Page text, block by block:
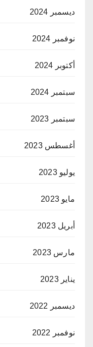
ديسمبر 2024
نوفمبر 2024
أكتوبر 2024
سبتمبر 2024
سبتمبر 2023
أغسطس 2023
يوليو 2023
مايو 2023
أبريل 2023
مارس 2023
يناير 2023
ديسمبر 2022
نوفمبر 2022